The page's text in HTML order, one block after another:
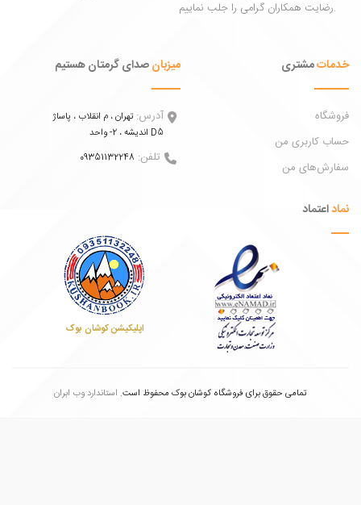
مشتری
کاربری من
من
صدای گرمتان هستیم
آدرس:تهران ، م انقلاب ، پاساژ
تلفن:09351132248
اپلیکیشن کوشان بوک
تمامی حقوق برای فروشگاه کوشان بوک محفوظ است.استاندارد وب ابران